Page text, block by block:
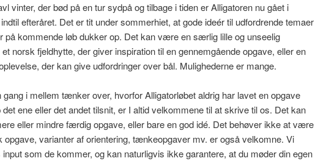
vinter, der bød på en tur sydpå og tilbage i tiden er Alligatoren nu gået i
efteråret. Det er tit under sommerhiet, at gode ideér til udfordrende temaer
på kommende løb dukker op. Det kan være en særlig lille og unseelig
norsk fjeldhytte, der giver inspiration til en gennemgående opgave, eller en
der kan give udfordringer over bål. Mulighederne er mange.
gang i mellem tænker over, hvorfor Alligatorløbet aldrig har lavet en opgave
det ene eller det andet tilsnit, er I altid velkommene til at skrive til os. Det kan
eller mindre færdig opgave, eller bare en god idé. Det behøver ikke at være
opgave, varianter af orientering, tænkeopgaver mv. er også velkomne. Vi
input som de kommer, og kan naturligvis ikke garantere, at du møder din egen